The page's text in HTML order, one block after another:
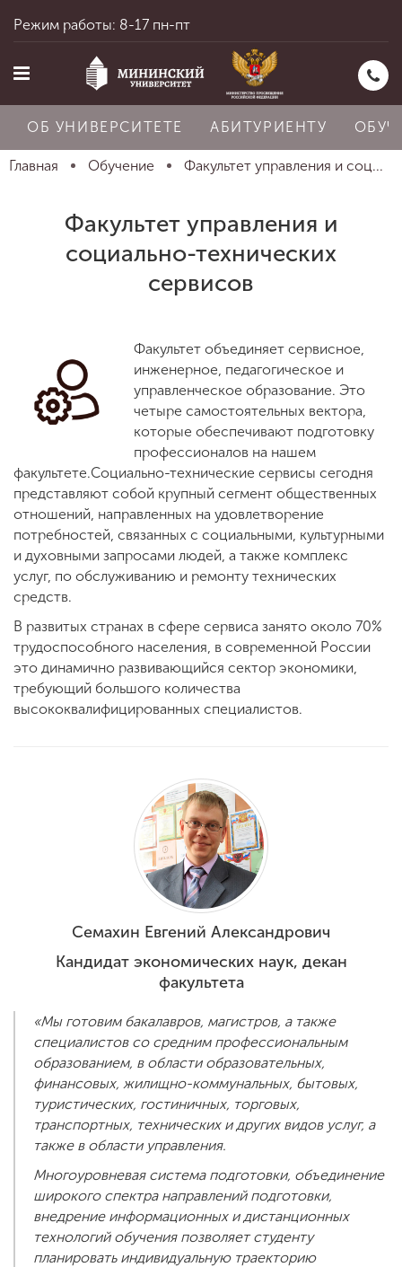
Главная
Об университете
Абитуриенту
Обучение
Наука
Международная
деятельность
деятельности
Студенческая жизнь
образовательной
организации
CHI
комиссия
+7 (831) 262-26-20
Режим работы: 8-17 пн-пт
ОБ УНИВЕРСИТЕТЕ АБИТУРИЕНТУ
Главная Обучение Факультет управления и соц...
Факультет управления и
социально-технических
сервисов
Факультет объединяет сервисное,
инженерное, педагогическое и
управленческое образование. Это
четыре самостоятельных вектора,
которые обеспечивают подготовку
профессионалов на нашем
факультете.Социально-технические сервисы сегодня
представляют собой крупный сегмент общественных
отношений, направленных на удовлетворение
потребностей, связанных с социальными, культурными
и духовными запросами людей, а также комплекс
услуг, по обслуживанию и ремонту технических
средств.
В развитых странах в сфере сервиса занято около 70%
трудоспособного населения, в современной России
это динамично развивающийся сектор экономики,
требующий большого количества
высококвалифицированных специалистов.
Семахин Евгений Александрович
Кандидат экономических наук, декан
факультета
«Мы готовим бакалавров, магистров, а также
специалистов со средним профессиональным
образованием, в области образовательных,
финансовых, жилищно-коммунальных, бытовых,
туристических, гостиничных, торговых,
транспортных, технических и других видов услуг, а
также в области управления.
Многоуровневая система подготовки, объединение
широкого спектра направлений подготовки,
внедрение информационных и дистанционных
технологий обучения позволяет студенту
планировать индивидуальную траекторию